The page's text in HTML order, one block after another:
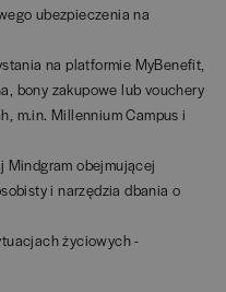
ubezpieczenia na
na platformie MyBenefit,
bony zakupowe lub vouchery
m.in. Millennium Campus i
Mindgram obejmującej
i narzędzia dbania o
życiowych -